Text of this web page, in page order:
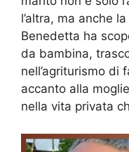
l’altra, ma anche
Benedetta ha
da bambina,
nell’agriturismo di
accanto alla
nella vita privata